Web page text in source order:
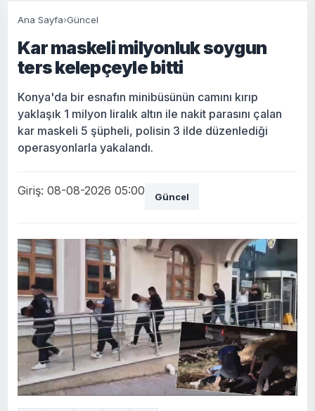
Ana Sayfa›Güncel
Kar maskeli milyonluk soygun
ters kelepçeyle bitti
Konya'da bir esnafın minibüsünün camını kırıp
yaklaşık 1 milyon liralık altın ile nakit parasını çalan
kar maskeli 5 şüpheli, polisin 3 ilde düzenlediği
operasyonlarla yakalandı.
Giriş: 08-08-2026 05:00 Güncel